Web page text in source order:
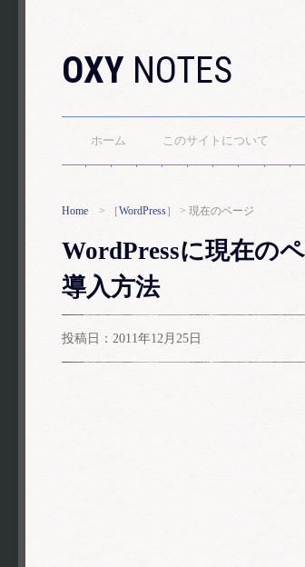
OXY NOTES
ホーム このサイトについて
Home > ［WordPress］ > 現在のページ
WordPressに現在の
導入方法
投稿日：2011年12月25日